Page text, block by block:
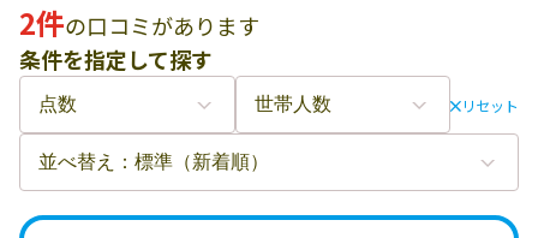
2件の口コミがあります
条件を指定して探す
リセット